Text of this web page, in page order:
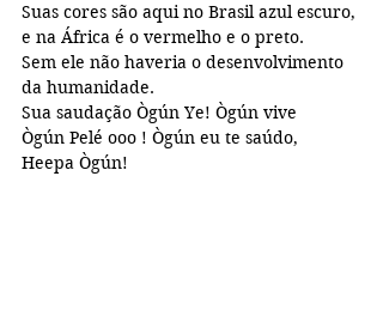
Suas cores são aqui no Brasil azul escuro,
e na África é o vermelho e o preto.
Sem ele não haveria o desenvolvimento
da humanidade.
Sua saudação Ògún Ye! Ògún vive
Ògún Pelé ooo ! Ògún eu te saúdo,
Heepa Ògún!